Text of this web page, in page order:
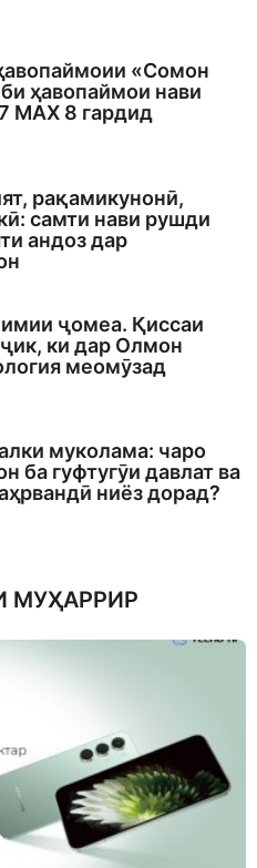
«Сомон
ҳавопаймои нави
MAX 8 гардид
рақамикунонӣ,
самти нави рушди
андоз дар
ҷомеа. Қиссаи
ки дар Олмон
меомӯзад
муколама: чаро
ба гуфтугӯи давлат ва
ниёз дорад?
МУҲАРРИР